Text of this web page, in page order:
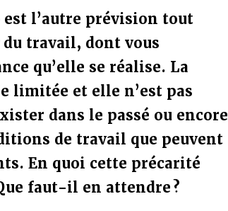
l’autre prévision tout
travail, dont vous
qu’elle se réalise. La
limitée et elle n’est pas
dans le passé ou encore
de travail que peuvent
En quoi cette précarité
faut-il en attendre ?